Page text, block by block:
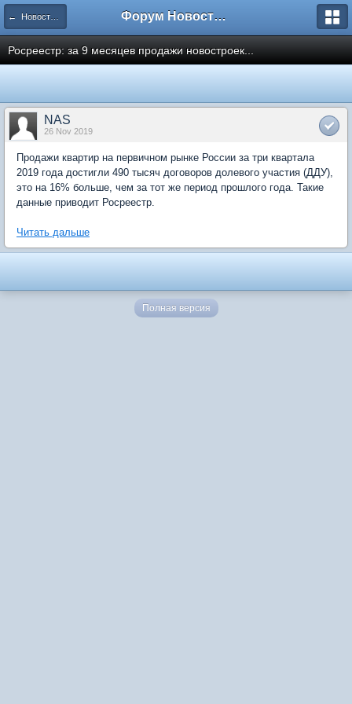
← Новости рынка недвижимости Форум Новостройки
Росреестр: за 9 месяцев продажи новостроек...
NAS
26 Nov 2019
Продажи квартир на первичном рынке России за три квартала
2019 года достигли 490 тысяч договоров долевого участия (ДДУ),
это на 16% больше, чем за тот же период прошлого года. Такие
данные приводит Росреестр.
Читать дальше
Полная версия